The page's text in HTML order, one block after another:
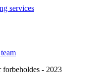
services
- 2023